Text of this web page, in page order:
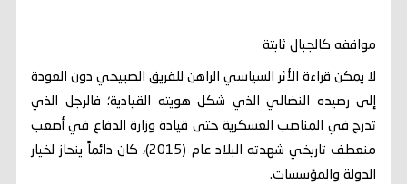
مواقفه كالجبال ثابتة
لا يمكن قراءة الأثر السياسي الراهن للفريق الصبيحي دون العودة
إلى رصيده النضالي الذي شكل هويته القيادية؛ فالرجل الذي
تدرج في المناصب العسكرية حتى قيادة وزارة الدفاع في أصعب
منعطف تاريخي شهدته البلاد عام (2015)، كان دائماً ينحاز لخيار
الدولة والمؤسسات.